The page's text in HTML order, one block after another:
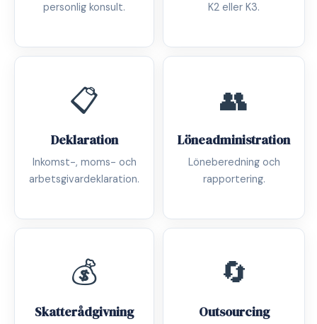
personlig konsult.
K2 eller K3.
📋
Deklaration
Inkomst-, moms- och
arbetsgivardeklaration.
👥
Löneadministration
Löneberedning och
rapportering.
💰
Skatterådgivning
🔄
Outsourcing